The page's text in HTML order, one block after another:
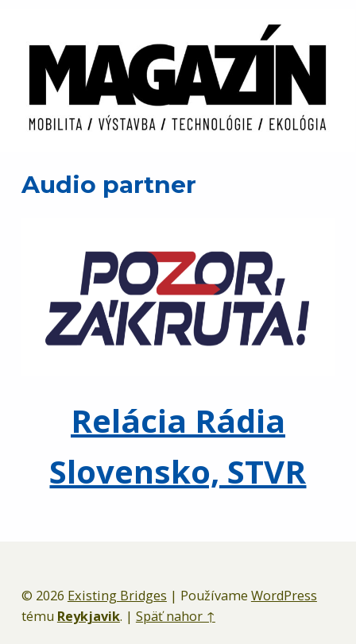
Audio partner
Relácia Rádia
Slovensko, STVR
© 2026 Existing Bridges | Používame WordPress
tému Reykjavik. | Späť nahor ↑